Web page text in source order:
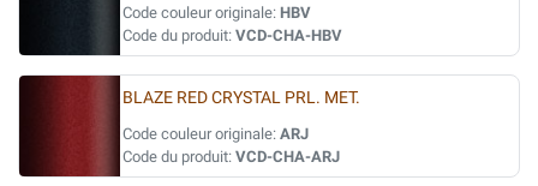
Code couleur originale: HBV
Code du produit: VCD-CHA-HBV
BLAZE RED CRYSTAL PRL. MET.
Code couleur originale: ARJ
Code du produit: VCD-CHA-ARJ